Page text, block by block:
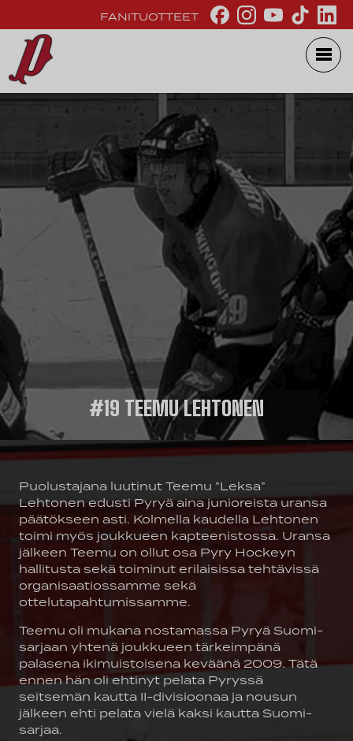
FANITUOTTEET
#19 TEEMU LEHTONEN
Puolustajana luutinut Teemu ”Leksa”
Lehtonen edusti Pyryä aina junioreista uransa
päätökseen asti. Kolmella kaudella Lehtonen
toimi myös joukkueen kapteenistossa. Uransa
jälkeen Teemu on ollut osa Pyry Hockeyn
hallitusta sekä toiminut erilaisissa tehtävissä
organisaatiossamme sekä
ottelutapahtumissamme.
Teemu oli mukana nostamassa Pyryä Suomi-
sarjaan yhtenä joukkueen tärkeimpänä
palasena ikimuistoisena keväänä 2009. Tätä
ennen hän oli ehtinyt pelata Pyryssä
seitsemän kautta II-divisioonaa ja nousun
jälkeen ehti pelata vielä kaksi kautta Suomi-
sarjaa.